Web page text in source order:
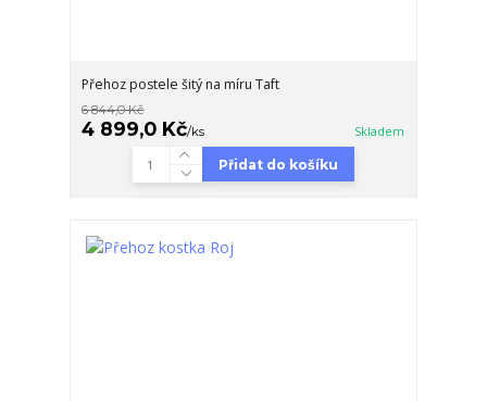
Přehoz postele šitý na míru Taft
6 844,0 Kč
4 899,0 Kč/ks Skladem
Přidat do košíku